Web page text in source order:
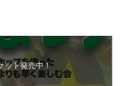
ット発売中！